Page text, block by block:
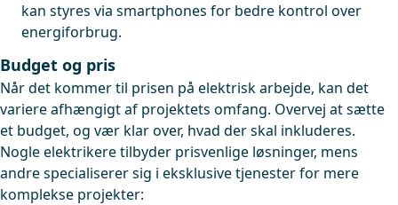
kan styres via smartphones for bedre kontrol over
energiforbrug.
Budget og pris
Når det kommer til prisen på elektrisk arbejde, kan det
variere afhængigt af projektets omfang. Overvej at sætte
et budget, og vær klar over, hvad der skal inkluderes.
Nogle elektrikere tilbyder prisvenlige løsninger, mens
andre specialiserer sig i eksklusive tjenester for mere
komplekse projekter: